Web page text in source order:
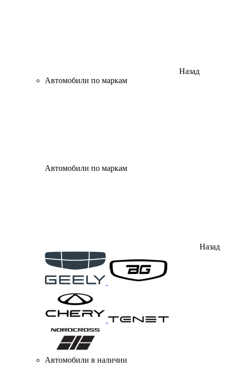
Назад
Автомобили по маркам
Автомобили по маркам
Назад
Автомобили в наличии